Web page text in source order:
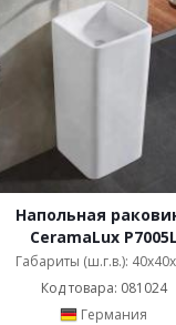
Напольная
CeramaLux P7005L
Габариты (ш.г.в.):
Код товара: 081024
Германия